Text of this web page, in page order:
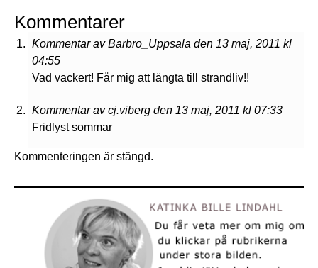
Kommentarer
Kommentar av Barbro_Uppsala den 13 maj, 2011 kl
04:55
Vad vackert! Får mig att längta till strandliv!!
Kommentar av cj.viberg den 13 maj, 2011 kl 07:33
Fridlyst sommar
Kommenteringen är stängd.